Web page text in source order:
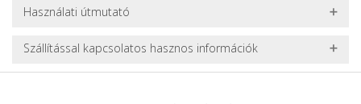
Használati útmutató
A kompakt fénycsövek és a T5/T8as fénycsövek cseréje 1-2
évente ajánlott, mivel a csövek idővel elveszítik fényerejüket, és
színspektrumuk is eltolódhat. A régi fénycsöveket gyűjtőhelyen
Szállítással kapcsolatos hasznos információk